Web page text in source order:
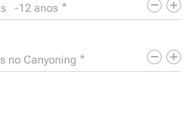
-12 anos
no Canyoning